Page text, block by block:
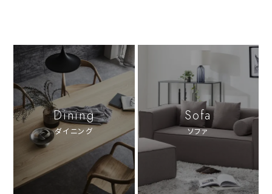
Dining
ダイニング
Sofa
ソファ